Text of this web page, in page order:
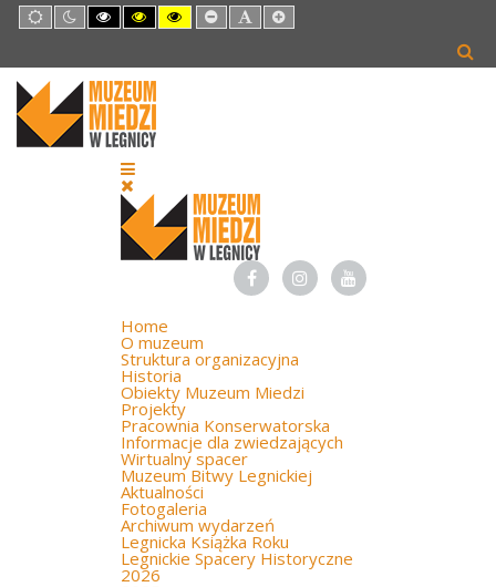
Default
mode
Night
mode
High
Contrast
mode
High
Contrast
mode
High
Contrast
mode
Set
Smaller
Set
Default
Set
Larger
Home
O muzeum
Struktura organizacyjna
Historia
Obiekty Muzeum Miedzi
Projekty
Pracownia Konserwatorska
Informacje dla zwiedzających
Wirtualny spacer
Muzeum Bitwy Legnickiej
Aktualności
Fotogaleria
Archiwum wydarzeń
Legnicka Książka Roku
Legnickie Spacery Historyczne
2026